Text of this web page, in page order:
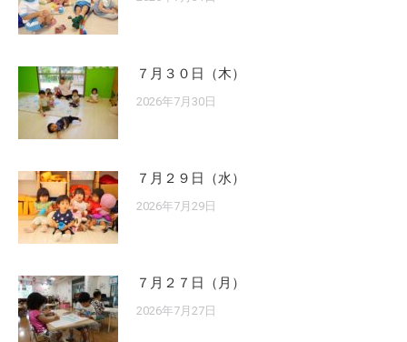
７月３０日（木）
2026年7月30日
７月２９日（水）
2026年7月29日
７月２７日（月）
2026年7月27日